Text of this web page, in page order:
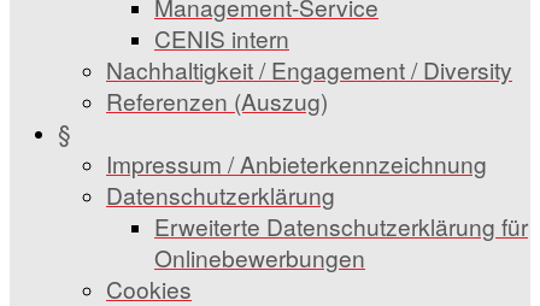
Management-Service
CENIS intern
Nachhaltigkeit / Engagement / Diversity
Referenzen (Auszug)
§
Impressum / Anbieterkennzeichnung
Datenschutzerklärung
Erweiterte Datenschutzerklärung für
Onlinebewerbungen
Cookies